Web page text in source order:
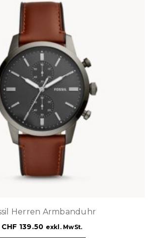
Herren Armbanduhr
CHF 139.50 exkl. MwSt.